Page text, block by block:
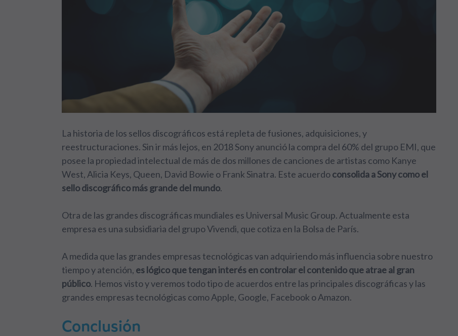
La historia de los sellos discográficos está repleta de fusiones, adquisiciones, y
reestructuraciones. Sin ir más lejos, en 2018 Sony anunció la compra del 60% del grupo EMI, que
posee la propiedad intelectual de más de dos millones de canciones de artistas como Kanye
West, Alicia Keys, Queen, David Bowie o Frank Sinatra. Este acuerdoconsolida a Sony como el
sello discográfico más grande del mundo.
Otra de las grandes discográficas mundiales es Universal Music Group. Actualmente esta
empresa es una subsidiaria del grupo Vivendi, que cotiza en la Bolsa de París.
A medida que las grandes empresas tecnológicas van adquiriendo más influencia sobre nuestro
tiempo y atención, es lógico que tengan interés en controlar el contenido que atrae al gran
público. Hemos visto y veremos todo tipo de acuerdos entre las principales discográficas y las
grandes empresas tecnológicas como Apple, Google, Facebook o Amazon.
Conclusión